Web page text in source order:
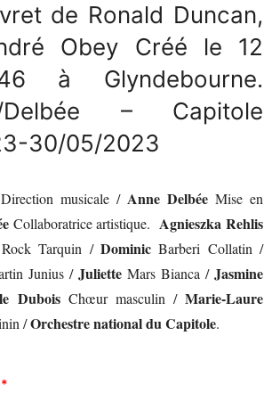
de Ronald Duncan,
Obey Créé le 12
à Glyndebourne.
Delbée – Capitole
30/05/2023
musicale / Anne Delbée Mise en
Collaboratrice artistique.Agnieszka Rehlis
Tarquin /Dominic Barberi Collatin /
Junius / Juliette Mars Bianca / Jasmine
DuboisChœur masculin / Marie-Laure
/Orchestre national du Capitole.